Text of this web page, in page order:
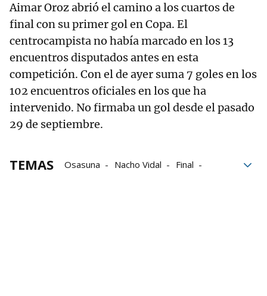
Aimar Oroz abrió el camino a los cuartos de
final con su primer gol en Copa. El
centrocampista no había marcado en los 13
encuentros disputados antes en esta
competición. Con el de ayer suma 7 goles en los
102 encuentros oficiales en los que ha
intervenido. No firmaba un gol desde el pasado
29 de septiembre.
TEMAS Osasuna Nacho Vidal
Final